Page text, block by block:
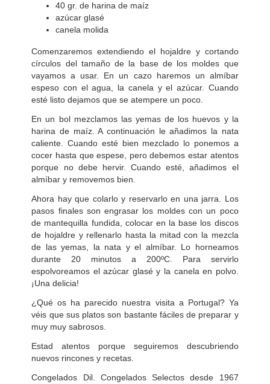
40 gr. de harina de maíz
azúcar glasé
canela molida
Comenzaremos extendiendo el hojaldre y cortando
círculos del tamaño de la base de los moldes que
vayamos a usar. En un cazo haremos un almíbar
espeso con el agua, la canela y el azúcar. Cuando
esté listo dejamos que se atempere un poco.
En un bol mezclamos las yemas de los huevos y la
harina de maíz. A continuación le añadimos la nata
caliente. Cuando esté bien mezclado lo ponemos a
cocer hasta que espese, pero debemos estar atentos
porque no debe hervir. Cuando esté, añadimos el
almíbar y removemos bien.
Ahora hay que colarlo y reservarlo en una jarra. Los
pasos finales son engrasar los moldes con un poco
de mantequilla fundida, colocar en la base los discos
de hojaldre y rellenarlo hasta la mitad con la mezcla
de las yemas, la nata y el almíbar. Lo horneamos
durante 20 minutos a 200ºC. Para servirlo
espolvoreamos el azúcar glasé y la canela en polvo.
¡Una delicia!
¿Qué os ha parecido nuestra visita a Portugal? Ya
véis que sus platos son bastante fáciles de preparar y
muy muy sabrosos.
Estad atentos porque seguiremos descubriendo
nuevos rincones y recetas.
Congelados Dil. Congelados Selectos desde 1967